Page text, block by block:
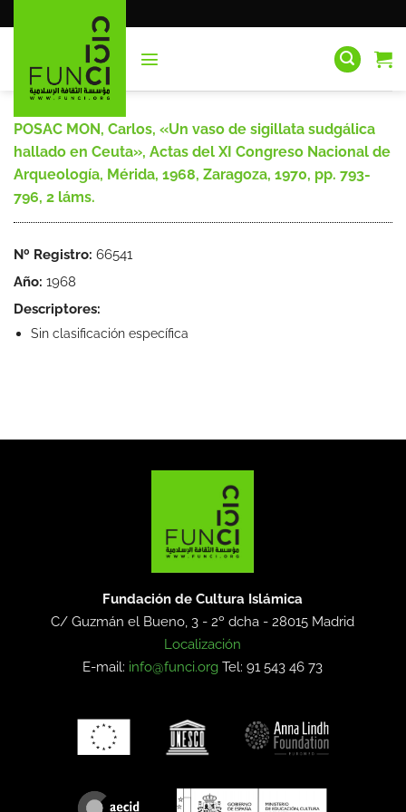
al
POSAC MON, Carlos, «Un vaso de sigillata sudgálica
hallado en Ceuta», Actas del XI Congreso Nacional de
Arqueología, Mérida, 1968, Zaragoza, 1970, pp. 793-
796, 2 láms.
Nº Registro: 66541
Año: 1968
Descriptores:
Sin clasificación específica
Fundación de Cultura Islámica
C/ Guzmán el Bueno, 3 - 2º dcha -28015 Madrid
Localización
E-mail: info@funci.org Tel: 91 543 46 73